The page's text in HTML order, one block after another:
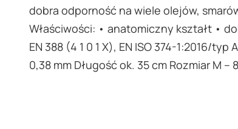
dobra odporność na wiele olejów,
Właściwości: • anatomiczny kształt •
EN 388 (4 1 0 1 X), EN ISO 374-1:2016/
0,38 mm Długość ok. 35 cm Rozmiar M